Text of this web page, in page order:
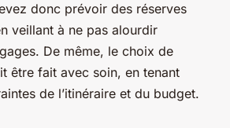
donc prévoir des réserves
veillant à ne pas alourdir
De même, le choix de
être fait avec soin, en tenant
de l’itinéraire et du budget.